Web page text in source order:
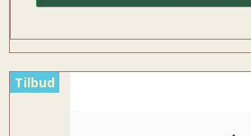
Tilbud